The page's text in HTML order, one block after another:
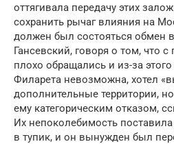
оттягивала передачу этих
сохранить рычаг влияния на
должен был состояться обмен
Гансевский, говоря о том, что
плохо обращались и из-за
Филарета невозможна, хотел
дополнительные территории,
ему категорическим отказом,
Их непоколебимость
в тупик, и он вынужден был